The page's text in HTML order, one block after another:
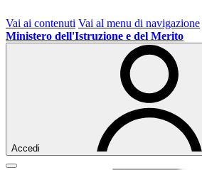
Vai ai contenuti Vai al menu di navigazione
Ministero dell'Istruzione e del Merito
Accedi